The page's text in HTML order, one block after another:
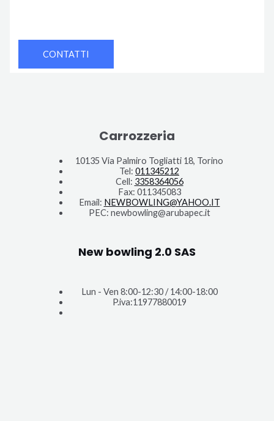
CONTATTI
Carrozzeria
10135 Via Palmiro Togliatti 18, Torino
Tel: 011345212
Cell: 3358364056
Fax: 011345083
Email: NEWBOWLING@YAHOO.IT
PEC: newbowling@arubapec.it
New bowling 2.0 SAS
Lun - Ven 8:00-12:30 / 14:00-18:00
P.iva:11977880019